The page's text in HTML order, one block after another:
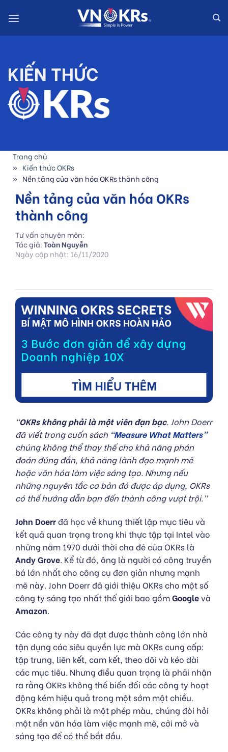
KIẾN THỨC
Trang chủ
Kiến thức OKRs
Nền tảng của văn hóa OKRs thành công
Nền tảng của văn hóa OKRs
thành công
Tư vấn chuyên môn:
Tác giả:Toàn Nguyễn
Ngày cập nhật: 16/11/2020
“OKRs không phải là một viên đạn bạc. John Doerr
đã viết trong cuốn sách “Measure What Matters”
chúng không thể thay thế cho khả năng phán
đoán đúng đắn, khả năng lãnh đạo mạnh mẽ
hoặc văn hóa làm việc sáng tạo. Nhưng nếu
những nguyên tắc cơ bản đó được áp dụng, OKRs
có thể hướng dẫn bạn đến thành công vượt trội.”
John Doerrđã học về khung thiết lập mục tiêu và
kết quả quan trọng trong khi thực tập tại Intel vào
những năm 1970 dưới thời cha đẻ của OKRs là
Andy Grove. Kể từ đó, ông là người có công truyền
bá lớn nhất cho công cụ đơn giản nhưng mạnh
mẽ này. John Doerr đã giới thiệu OKRs cho một số
công ty sáng tạo nhất thế giới bao gồmGooglevà
Amazon.
Các công ty này đã đạt được thành công lớn nhờ
tận dụng các siêu quyền lực mà OKRs cung cấp:
tập trung, liên kết, cam kết, theo dõi và kéo dài
các mục tiêu. Nhưng điều quan trọng là phải nhận
ra rằng OKRs không thể biến đổi các công ty hoạt
động kém hiệu quả trong một sớm một chiều.
OKRs không phải là một phép màu, chúng đòi hỏi
một nền văn hóa làm việc mạnh mẽ, cởi mở và
sáng tạo để có thể bắt đầu.